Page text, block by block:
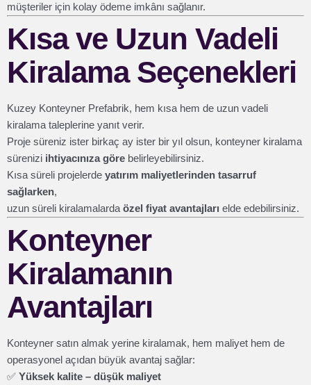
müşteriler için kolay ödeme imkânı sağlanır.
Kısa ve Uzun Vadeli
Kiralama Seçenekleri
Kuzey Konteyner Prefabrik, hem kısa hem de uzun vadeli
kiralama taleplerine yanıt verir.
Proje süreniz ister birkaç ay ister bir yıl olsun, konteyner kiralama
sürenizi ihtiyacınıza göre belirleyebilirsiniz.
Kısa süreli projelerde yatırım maliyetlerinden tasarruf
sağlarken,
uzun süreli kiralamalarda özel fiyat avantajları elde edebilirsiniz.
Konteyner
Kiralamanın
Avantajları
Konteyner satın almak yerine kiralamak, hem maliyet hem de
operasyonel açıdan büyük avantaj sağlar:
✅ Yüksek kalite – düşük maliyet